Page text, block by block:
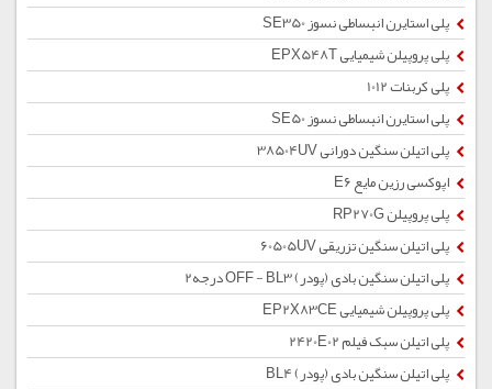
پلی استایرن انبساطی نسوز SE350
پلی پروپیلن شیمیایی EPX548T
پلی کربنات 1012
پلی استایرن انبساطی نسوز SE50
پلی اتیلن سنگین دورانی 38504UV
اپوکسی رزین مایع E6
پلی پروپیلن RP270G
پلی اتیلن سنگین تزریقی 60505UV
پلی اتیلن سنگین بادی (پودر) OFF - BL3 درجه2
پلی پروپیلن شیمیایی EP2X83CE
پلی اتیلن سبک فیلم 2420E02
پلی اتیلن سنگین بادی (پودر) BL4